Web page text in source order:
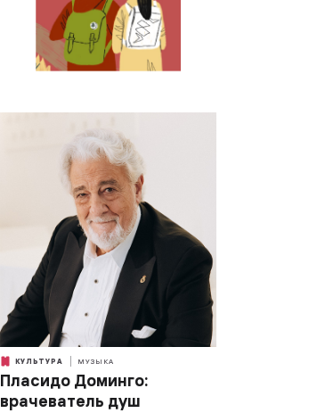
КУЛЬТУРА МУЗЫКА
Пласидо Доминго:
врачеватель душ